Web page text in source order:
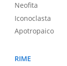
Neofita
Iconoclasta
Apotropaico
RIME